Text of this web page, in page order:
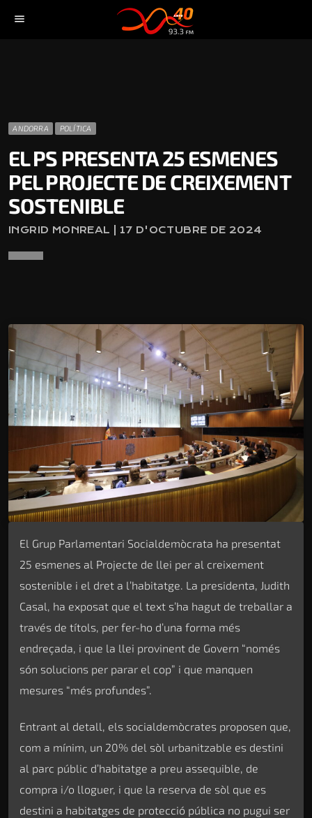
menu
ANDORRA POLÍTICA
EL PS PRESENTA 25 ESMENES
PEL PROJECTE DE CREIXEMENT
SOSTENIBLE
INGRID MONREAL | 17 D'OCTUBRE DE 2024
El Grup Parlamentari Socialdemòcrata ha presentat
25 esmenes al Projecte de llei per al creixement
sostenible i el dret a l’habitatge. La presidenta, Judith
Casal, ha exposat que el text s’ha hagut de treballar a
través de títols, per fer-ho d’una forma més
endreçada, i que la llei provinent de Govern “només
són solucions per parar el cop” i que manquen
mesures “més profundes”.
Entrant al detall, els socialdemòcrates proposen que,
com a mínim, un 20% del sòl urbanitzable es destini
al parc públic d’habitatge a preu assequible, de
compra i/o lloguer, i que la reserva de sòl que es
destini a habitatges de protecció pública no pugui ser